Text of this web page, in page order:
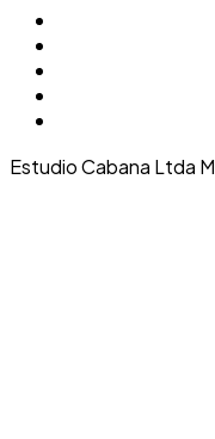
Estudio Cabana Ltda